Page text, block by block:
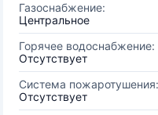
Газоснабжение:
Центральное
Горячее водоснабжение:
Отсутствует
Система пожаротушения:
Отсутствует